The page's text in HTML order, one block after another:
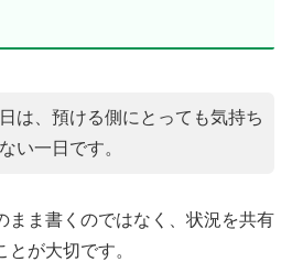
は、預ける側にとっても気持ち
い一日です。
まま書くのではなく、状況を共有
が大切です。